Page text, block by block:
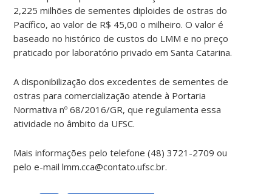
2,225 milhões de sementes diploides de ostras do
Pacífico, ao valor de R$ 45,00 o milheiro. O valor é
baseado no histórico de custos do LMM e no preço
praticado por laboratório privado em Santa Catarina.
A disponibilização dos excedentes de sementes de
ostras para comercialização atende à Portaria
Normativa nº 68/2016/GR, que regulamenta essa
atividade no âmbito da UFSC.
Mais informações pelo telefone (48) 3721-2709 ou
pelo e-mail lmm.cca@contato.ufsc.br.